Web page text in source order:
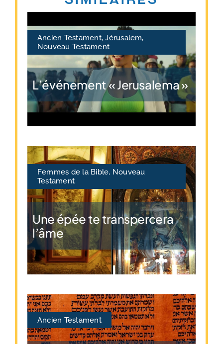
Ancien Testament,Jérusalem,
Nouveau Testament
L’événement « Jerusalema »
Femmes de la Bible, Nouveau
Testament
Une épée te transpercera
l’âme
Ancien Testament